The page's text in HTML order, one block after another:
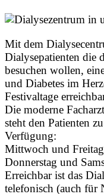
Mit dem
Dialysepatienten die
besuchen wollen,
und Diabetes im
Festivaltage
Die moderne
steht den Patienten
Verfügung:
Mittwoch und
Donnerstag und
Erreichbar ist das
telefonisch (auch für